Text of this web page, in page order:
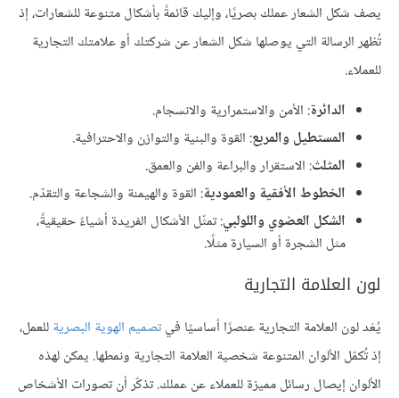
يصف شكل الشعار عملك بصريًا، وإليك قائمةً بأشكال متنوعة للشعارات، إذ
تُظهر الرسالة التي يوصلها شكل الشعار عن شركتك أو علامتك التجارية
للعملاء.
الدائرة: الأمن والاستمرارية والانسجام.
المستطيل والمربع: القوة والبنية والتوازن والاحترافية.
المثلث: الاستقرار والبراعة والفن والعمق.
الخطوط الأفقية والعمودية: القوة والهيمنة والشجاعة والتقدّم.
الشكل العضوي واللولبي: تمثّل الأشكال الفريدة أشياءً حقيقيةً،
مثل الشجرة أو السيارة مثلًا.
لون العلامة التجارية
يُعَد لون العلامة التجارية عنصرًا أساسيًا فيتصميم الهوية البصريةللعمل،
إذ تُكمّل الألوان المتنوعة شخصية العلامة التجارية ونمطها. يمكن لهذه
الألوان إيصال رسائل مميزة للعملاء عن عملك. تذكّر أن تصورات الأشخاص